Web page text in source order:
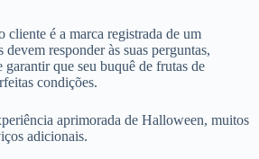
cliente é a marca registrada de um
responder às suas perguntas,
que seu buquê de frutas de
condições.
aprimorada de Halloween, muitos
adicionais.